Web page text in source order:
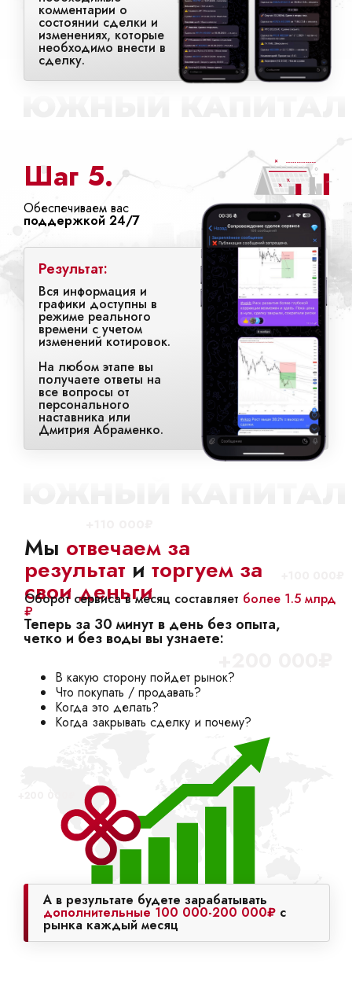
комментарии о
состоянии сделки и
изменениях, которые
необходимо внести в
сделку.
Шаг 5.
Обеспечиваем вас
поддержкой 24/7
Результат:
Вся информация и
графики доступны в
режиме реального
времени с учетом
изменений котировок.
На любом этапе вы
получаете ответы на
все вопросы от
персонального
наставника или
Дмитрия Абраменко.
Мы отвечаем за
результат и торгуем за
свои деньги
Оборот сервиса в месяц составляет более 1.5 млрд
₽
Теперь за 30 минут в день без опыта,
четко и без воды вы узнаете:
В какую сторону пойдет рынок?
Что покупать / продавать?
Когда это делать?
Когда закрывать сделку и почему?
А в результате будете зарабатывать
дополнительные 100 000-200 000₽ с
рынка каждый месяц